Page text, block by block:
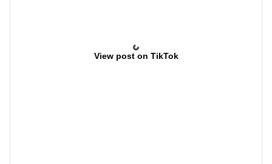
View post on TikTok